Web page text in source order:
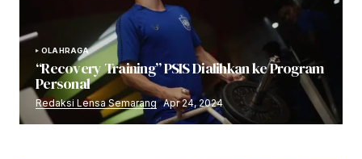
OLAHRAGA
“Recovery Training” PSIS Dialihkan ke Program
Personal
Redaksi Lensa Semarang Apr 24, 2024